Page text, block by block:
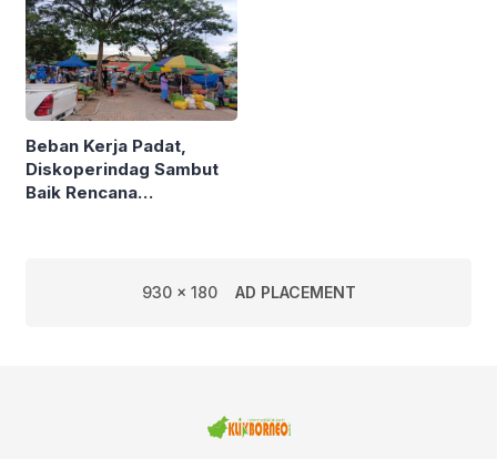
Beban Kerja Padat,
Diskoperindag Sambut
Baik Rencana
930 x 180 AD PLACEMENT